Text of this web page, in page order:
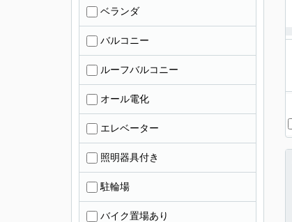
ベランダ
バルコニー
ルーフバルコニー
オール電化
エレベーター
照明器具付き
駐輪場
バイク置場あり